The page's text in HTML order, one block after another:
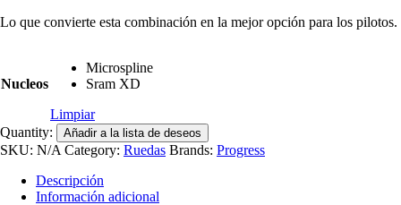
Lo que convierte esta combinación en la mejor opción para los pilotos.
Nucleos
Microspline
Sram XD
Limpiar
Quantity:
Añadir a la lista de deseos
SKU: N/A Category: Ruedas Brands: Progress
Descripción
Información adicional